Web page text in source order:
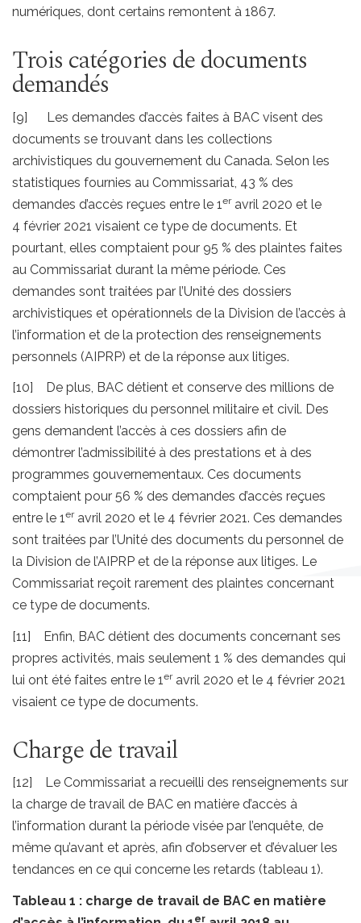
numériques, dont certains remontent à 1867.
Trois catégories de documents
demandés
[9] Les demandes d’accès faites à BAC visent des
documents se trouvant dans les collections
archivistiques du gouvernement du Canada. Selon les
statistiques fournies au Commissariat, 43 % des
demandes d’accès reçues entre le 1eravril 2020 et le
4 février 2021 visaient ce type de documents. Et
pourtant, elles comptaient pour 95 % des plaintes faites
au Commissariat durant la même période. Ces
demandes sont traitées par l’Unité des dossiers
archivistiques et opérationnels de la Division de l’accès à
l’information et de la protection des renseignements
personnels (AIPRP) et de la réponse aux litiges.
[10] De plus, BAC détient et conserve des millions de
dossiers historiques du personnel militaire et civil. Des
gens demandent l’accès à ces dossiers afin de
démontrer l’admissibilité à des prestations et à des
programmes gouvernementaux. Ces documents
comptaient pour 56 % des demandes d’accès reçues
entre le 1eravril 2020 et le 4 février 2021. Ces demandes
sont traitées par l’Unité des documents du personnel de
la Division de l’AIPRP et de la réponse aux litiges. Le
Commissariat reçoit rarement des plaintes concernant
ce type de documents.
[11] Enfin, BAC détient des documents concernant ses
propres activités, mais seulement 1 % des demandes qui
lui ont été faites entre le 1eravril 2020 et le 4 février 2021
visaient ce type de documents.
Charge de travail
[12] Le Commissariat a recueilli des renseignements sur
la charge de travail de BAC en matière d’accès à
l’information durant la période visée par l’enquête, de
même qu’avant et après, afin d’observer et d’évaluer les
tendances en ce qui concerne les retards (tableau 1).
Tableau 1 : charge de travail de BAC en matière
er